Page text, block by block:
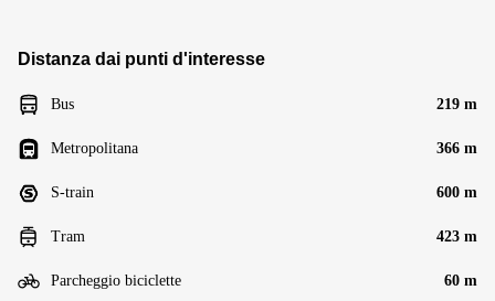
Distanza dai punti d'interesse
Bus 219 m
Metropolitana 366 m
S-train 600 m
Tram 423 m
Parcheggio biciclette 60 m